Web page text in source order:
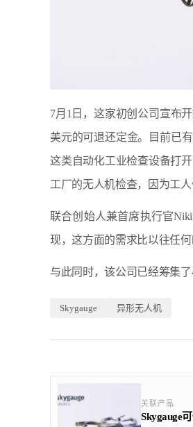
7月1日，这家初创公司宣布
美元的可退还定金。目前已
这类自动化工业检查设备打
工厂的无人机检查，因为工人
联合创始人兼首席执行官
现，这方面的需求比以往任
与此同时，该公司已经筹集
Skygauge 异形无人机
关联产品
Skygauge